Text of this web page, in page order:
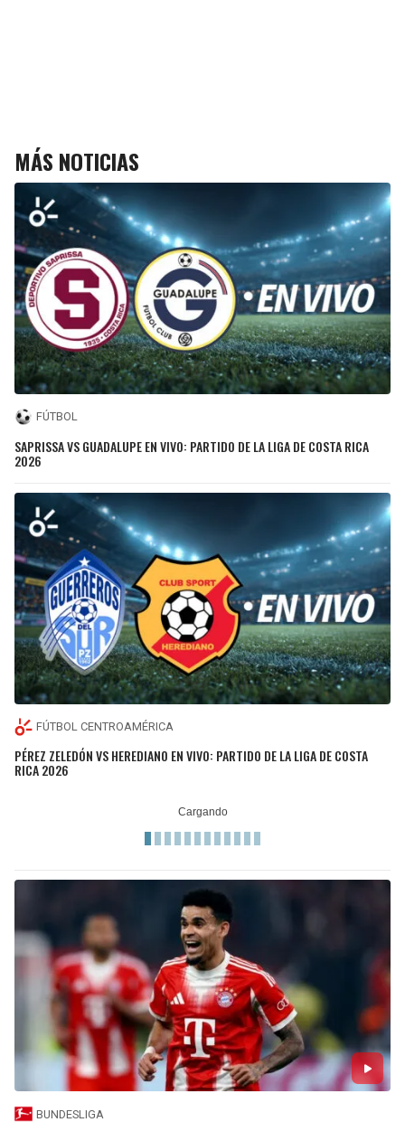
MÁS NOTICIAS
FÚTBOL
SAPRISSA VS GUADALUPE EN VIVO: PARTIDO DE LA LIGA DE COSTA RICA
2026
FÚTBOL CENTROAMÉRICA
PÉREZ ZELEDÓN VS HEREDIANO EN VIVO: PARTIDO DE LA LIGA DE COSTA
RICA 2026
BUNDESLIGA